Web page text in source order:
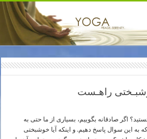
راهـست
اگر صادقانه بگوییم، بسیاری از ما حتی به
به این سوال پاسخ دهیم. و اینکه آیا خوشبختی